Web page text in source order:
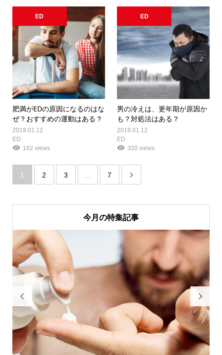
ED
肥満がEDの原因になるのはな
ぜ？おすすめの運動はある？
2019.01.12
ED
182 views
ED
男の冷えは、更年期が原因か
も？対処法はある？
2019.01.12
ED
320 views
1 2 3 … 7 
今月の特集記事
 